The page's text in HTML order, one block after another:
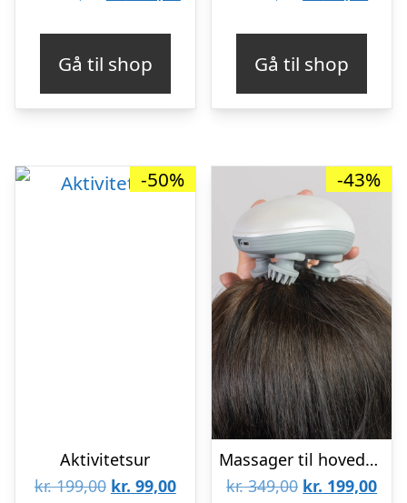
var:
kr. 249,00.kr. 119,00.
Gå til shop
var:
kr. 99,00.kr.
Gå til shop
-50%
Aktivitetsur
kr.199,00 Den
kr. 99,00Den
-43%
Massager til hovedbund, nakke og skuldre
kr.349,00 Den
kr. 199,00Den